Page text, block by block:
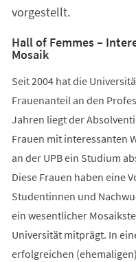
vorgestellt.
Hall of Femmes –
Mosaik
Seit 2004 hat die
Frauenanteil an den
Jahren liegt der
Frauen mit interessanten
an der UPB ein Studium
Diese Frauen haben eine
Studentinnen und
ein wesentlicher
Universität mitprägt. In
erfolgreichen